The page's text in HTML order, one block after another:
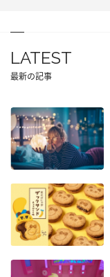
LATEST
最新の記事